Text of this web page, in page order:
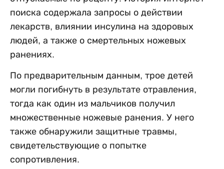
поиска содержала запросы о действии
лекарств, влиянии инсулина на здоровых
людей, а также о смертельных ножевых
ранениях.
По предварительным данным, трое детей
могли погибнуть в результате отравления,
тогда как один из мальчиков получил
множественные ножевые ранения. У него
также обнаружили защитные травмы,
свидетельствующие о попытке
сопротивления.